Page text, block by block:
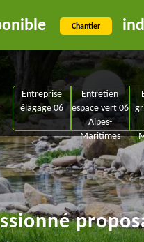
Chantier
Entreprise
élagage 06
Entretien
espace vert 06
Alpes-
Maritimes